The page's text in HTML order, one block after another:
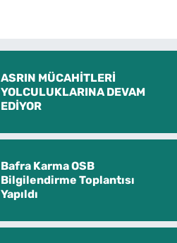
ASRIN MÜCAHİTLERİ
YOLCULUKLARINA DEVAM
EDİYOR
Bafra Karma OSB
Bilgilendirme Toplantısı
Yapıldı